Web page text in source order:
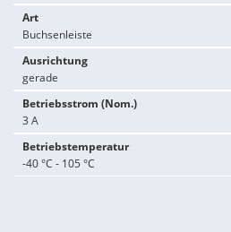
Art
Buchsenleiste
Ausrichtung
gerade
Betriebsstrom (Nom.)
3 A
Betriebstemperatur
-40 °C - 105 °C